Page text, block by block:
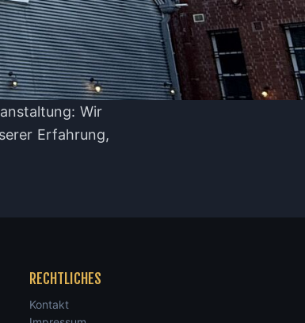
Wir
Erfahrung,
RECHTLICHES
Kontakt